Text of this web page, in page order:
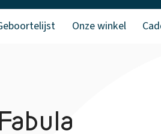
Onze winkel
Fabula